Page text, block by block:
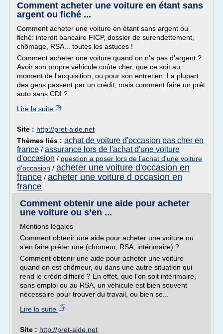
Comment acheter une voiture en étant sans
argent ou fiché ...
Comment acheter une voiture en étant sans argent ou
fiché: interdit bancaire FICP, dossier de surendettement,
chômage, RSA... toutes les astuces !
Comment acheter une voiture quand on n'a pas d'argent ?
Avoir son propre véhicule coûte cher, que ce soit au
moment de l'acquisition, ou pour son entretien. La plupart
des gens passent par un crédit, mais comment faire un prêt
auto sans CDI ?...
Lire la suite
Site : http://pret-aide.net
Thèmes liés : achat de voiture d'occasion pas cher en
france / assurance lors de l'achat d'une voiture
d'occasion / question a poser lors de l'achat d'une voiture
d'occasion / acheter une voiture d'occasion en
france / acheter une voiture d occasion en
france
Comment obtenir une aide pour acheter
une voiture ou s’en ...
Mentions légales
Comment obtenir une aide pour acheter une voiture ou
s'en faire prêter une (chômeur, RSA, intérimaire) ?
Comment obtenir une aide pour acheter une voiture
quand on est chômeur, ou dans une autre situation qui
rend le crédit difficile ? En effet, que l'on soit intérimaire,
sans emploi ou au RSA, un véhicule est bien souvent
nécessaire pour trouver du travail, ou bien se...
Lire la suite
Site : http://pret-aide.net